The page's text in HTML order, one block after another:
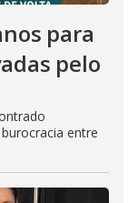
para
pelo
entre